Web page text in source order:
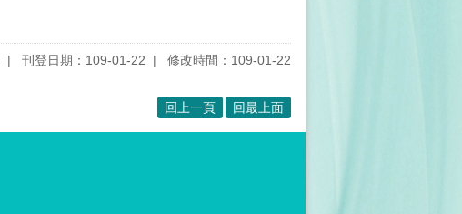
刊登日期：109-01-22 修改時間：109-01-22
回上一頁 回最上面